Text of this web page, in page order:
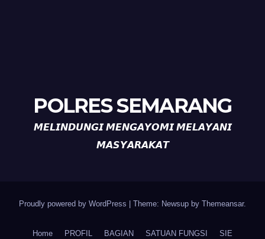
POLRES SEMARANG
𝙈𝙀𝙇𝙄𝙉𝘿𝙐𝙉𝙂𝙄 𝙈𝙀𝙉𝙂𝘼𝙔𝙊𝙈𝙄 𝙈𝙀𝙇𝘼𝙔𝘼𝙉𝙄
𝙈𝘼𝙎𝙔𝘼𝙍𝘼𝙆𝘼𝙏
Proudly powered by WordPress Theme: Newsup by Themeansar.
Home PROFIL BAGIAN SATUAN FUNGSI SIE